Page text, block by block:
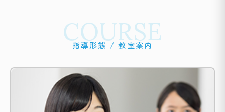
COURSE
指導形態 / 教室案内